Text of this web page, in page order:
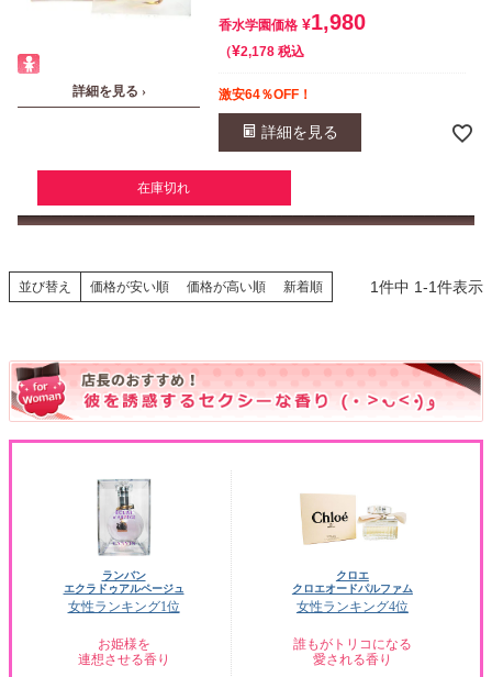
詳細を見る ›
香水学園価格 ¥1,980
¥2,178 税込
激安64％OFF！
詳細を見る
在庫切れ
並び替え 価格が安い順 価格が高い順 新着順 1件中 1-1件表示
ランバン
エクラドゥアルページュ
女性ランキング1位
お姫様を
連想させる香り
クロエ
クロエオードパルファム
女性ランキング4位
誰もがトリコになる
愛される香り